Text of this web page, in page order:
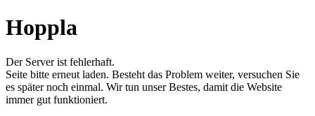
Hoppla
Der Server ist fehlerhaft.
Seite bitte erneut laden. Besteht das Problem weiter, versuchen Sie
es später noch einmal. Wir tun unser Bestes, damit die Website
immer gut funktioniert.